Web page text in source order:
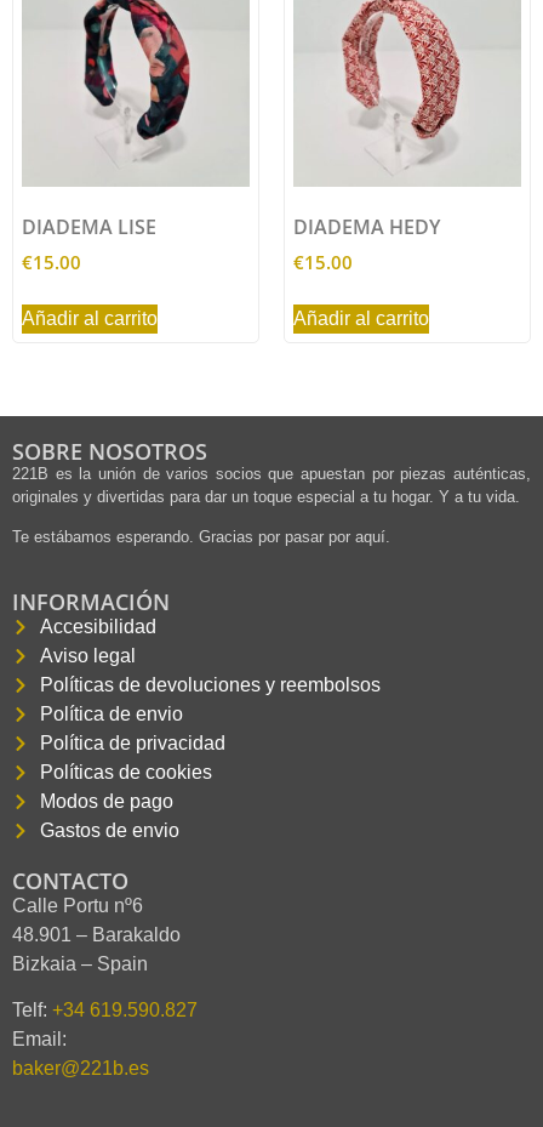
DIADEMA LISE
€15.00
Añadir al carrito
DIADEMA HEDY
€15.00
Añadir al carrito
SOBRE NOSOTROS
221B es la unión de varios socios que apuestan por piezas auténticas,
originales y divertidas para dar un toque especial a tu hogar. Y a tu vida.
Te estábamos esperando. Gracias por pasar por aquí.
INFORMACIÓN
Accesibilidad
Aviso legal
Políticas de devoluciones y reembolsos
Política de envio
Política de privacidad
Políticas de cookies
Modos de pago
Gastos de envio
CONTACTO
Calle Portu nº6
48.901 – Barakaldo
Bizkaia – Spain
Telf: +34 619.590.827
Email:
baker@221b.es